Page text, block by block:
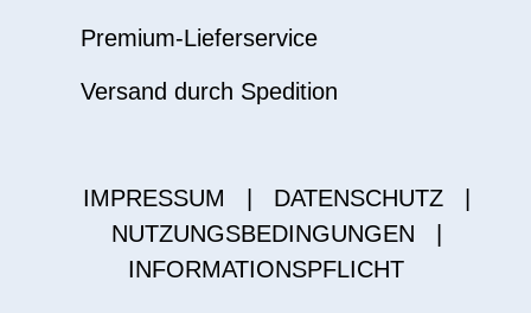
Premium-Lieferservice
Versand durch Spedition
IMPRESSUM DATENSCHUTZ
NUTZUNGSBEDINGUNGEN
INFORMATIONSPFLICHT